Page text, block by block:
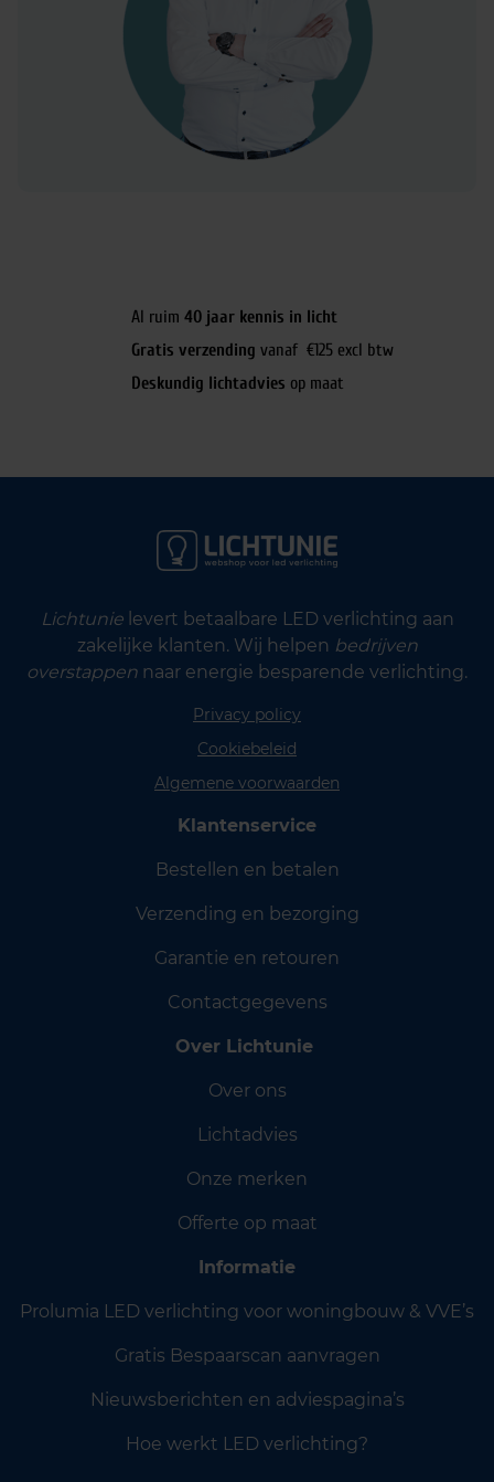
Al ruim 40 jaar kennis in licht
Gratis verzending vanaf €125 excl btw
Deskundig lichtadvies op maat
Lichtunielevert betaalbare LED verlichting aan
zakelijke klanten. Wij helpen bedrijven
overstappen naar energie besparende verlichting.
Privacy policy
Cookiebeleid
Algemene voorwaarden
Klantenservice
Bestellen en betalen
Verzending en bezorging
Garantie en retouren
Contactgegevens
Over Lichtunie
Over ons
Lichtadvies
Onze merken
Offerte op maat
Informatie
Prolumia LED verlichting voor woningbouw & VVE’s
Gratis Bespaarscan aanvragen
Nieuwsberichten en adviespagina’s
Hoe werkt LED verlichting?